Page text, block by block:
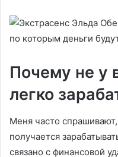
Почему не у
легко
Меня часто
получается
связано с финансовой